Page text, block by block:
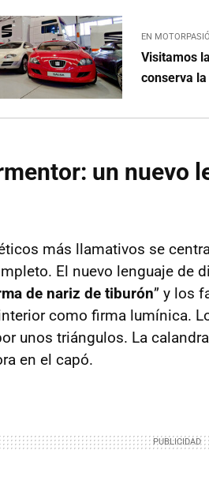
EN
Visitamos
conserva
un nuevo
más llamativos se
El nuevo lenguaje de
de nariz de tiburón” y los
como firma lumínica.
unos triángulos. La
en el capó.